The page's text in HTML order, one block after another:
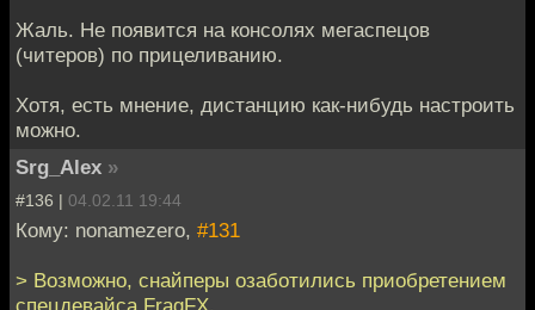
Жаль. Не появится на консолях мегаспецов
(читеров) по прицеливанию.
Хотя, есть мнение, дистанцию как-нибудь настроить
можно.
Srg_Alex »
#136 | 04.02.11 19:44
Кому: nonamezero, #131
> Возможно, снайперы озаботились приобретением
спецдевайса FragFX.